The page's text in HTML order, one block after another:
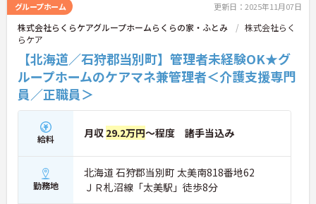
グループホーム 更新日：2025年11月07日
株式会社らくらケアグループホームらくらの家・ふとみ
株式会社らく
らケア
【北海道／石狩郡当別町】管理者未経験OK★グ
ループホームのケアマネ兼管理者＜介護支援専門
員／正職員＞
給料 月収 29.2万円～程度 諸手当込み
勤務地
北海道 石狩郡当別町 太美南818番地62
ＪＲ札沼線「太美駅」徒歩8分